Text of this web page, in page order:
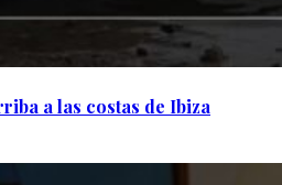
a las costas de Ibiza